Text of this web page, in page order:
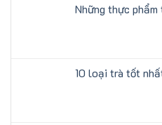
Những thực
10 loại trà tốt